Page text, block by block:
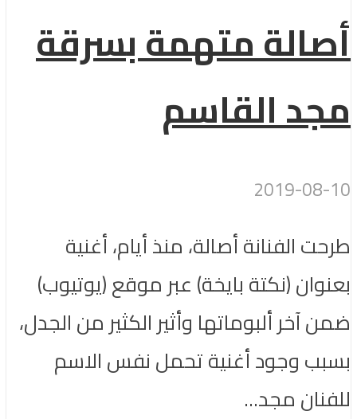
أصالة متهمة بسرقة
مجد القاسم
2019-08-10
طرحت الفنانة أصالة، منذ أيام، أغنية
بعنوان (نكتة بايخة) عبر موقع (يوتيوب)
ضمن آخر ألبوماتها وأثير الكثير من الجدل،
بسبب وجود أغنية تحمل نفس الاسم
للفنان مجد...